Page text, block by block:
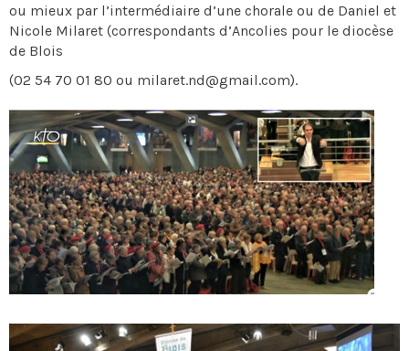
ou mieux par l’intermédiaire d’une chorale ou de Daniel et
Nicole Milaret (correspondants d’Ancolies pour le diocèse
de Blois
(02 54 70 01 80 ou milaret.nd@gmail.com).